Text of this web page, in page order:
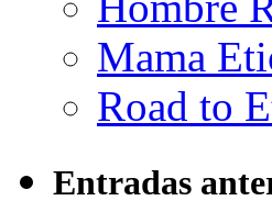
Mama
Road to
Entradas